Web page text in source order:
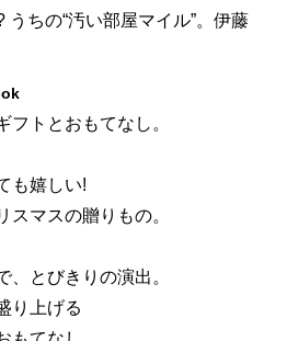
うちの“汚い部屋マイル”。伊藤
フトとおもてなし。
も嬉しい!
スマスの贈りもの。
、とびきりの演出。
り上げる